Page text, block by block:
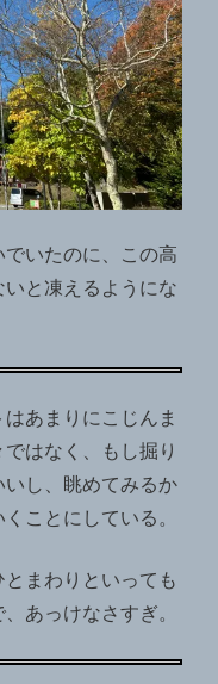
いたのに、この高
と凍えるようにな
あまりにこじんま
はなく、もし掘り
し、眺めてみるか
ことにしている。
まわりといっても
あっけなさすぎ。